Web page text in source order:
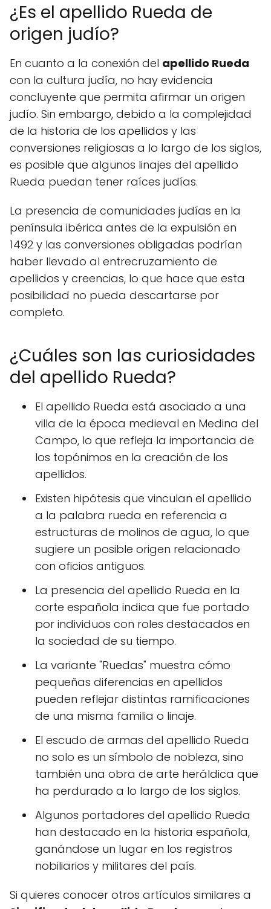
¿Es el apellido Rueda de
origen judío?
En cuanto a la conexión del apellido Rueda
con la cultura judía, no hay evidencia
concluyente que permita afirmar un origen
judío. Sin embargo, debido a la complejidad
de la historia de los apellidos y las
conversiones religiosas a lo largo de los siglos,
es posible que algunos linajes del apellido
Rueda puedan tener raíces judías.
La presencia de comunidades judías en la
península ibérica antes de la expulsión en
1492 y las conversiones obligadas podrían
haber llevado al entrecruzamiento de
apellidos y creencias, lo que hace que esta
posibilidad no pueda descartarse por
completo.
¿Cuáles son las curiosidades
del apellido Rueda?
El apellido Rueda está asociado a una
villa de la época medieval en Medina del
Campo, lo que refleja la importancia de
los topónimos en la creación de los
apellidos.
Existen hipótesis que vinculan el apellido
a la palabra rueda en referencia a
estructuras de molinos de agua, lo que
sugiere un posible origen relacionado
con oficios antiguos.
La presencia del apellido Rueda en la
corte española indica que fue portado
por individuos con roles destacados en
la sociedad de su tiempo.
La variante "Ruedas" muestra cómo
pequeñas diferencias en apellidos
pueden reflejar distintas ramificaciones
de una misma familia o linaje.
El escudo de armas del apellido Rueda
no solo es un símbolo de nobleza, sino
también una obra de arte heráldica que
ha perdurado a lo largo de los siglos.
Algunos portadores del apellido Rueda
han destacado en la historia española,
ganándose un lugar en los registros
nobiliarios y militares del país.
Si quieres conocer otros artículos similares a